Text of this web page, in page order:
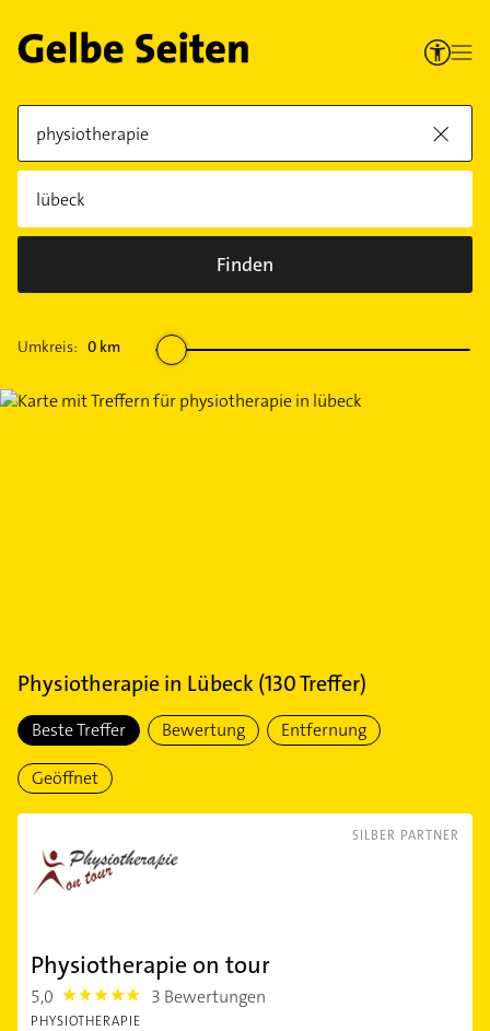
Finden
Umkreis: 0 km
Physiotherapiein Lübeck(130Treffer)
Beste Treffer Bewertung Entfernung
Geöffnet
SILBER PARTNER
Physiotherapie on tour
5,0 5.0 3 Bewertungen
PHYSIOTHERAPIE